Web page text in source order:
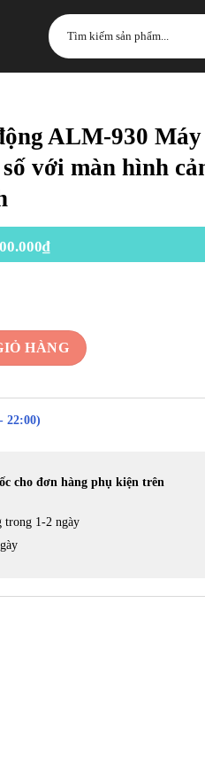
Tìm
kiếm:
ALM-930 Máy
với màn hình
₫
độ kính kỹ thuật số với màn
HÀNG
22:00)
cho đơn hàng phụ kiện trên
trong 1-2 ngày